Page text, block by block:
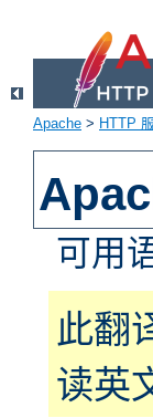
Apache > HTTP
可用
此翻
读英